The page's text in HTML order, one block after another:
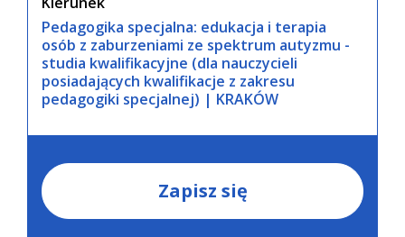
Pedagogika specjalna: edukacja i terapia
osób z zaburzeniami ze spektrum autyzmu -
studia kwalifikacyjne (dla nauczycieli
posiadających kwalifikacje z zakresu
pedagogiki specjalnej) | KRAKÓW
Zapisz się